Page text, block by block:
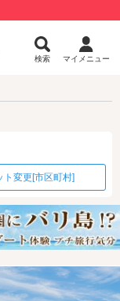
検索 マイメニュー
ト変更[市区町村]